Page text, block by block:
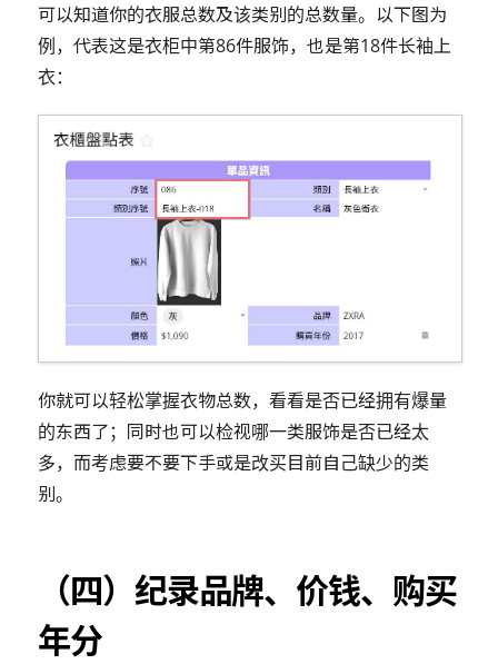
可以知道你的衣服总数及该类别的总数量。以下图为
例，代表这是衣柜中第86件服饰，也是第18件长袖上
衣：
你就可以轻松掌握衣物总数，看看是否已经拥有爆量
的东西了；同时也可以检视哪一类服饰是否已经太
多，而考虑要不要下手或是改买目前自己缺少的类
别。
（四）纪录品牌、价钱、购买
年分